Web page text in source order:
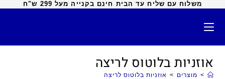
משלוח עם שליח עד הבית חינם בקנייה מעל 299 ש"ח
אוזניות בלוטוס לריצה
> מוצרים > אוזניות בלוטוס לריצה